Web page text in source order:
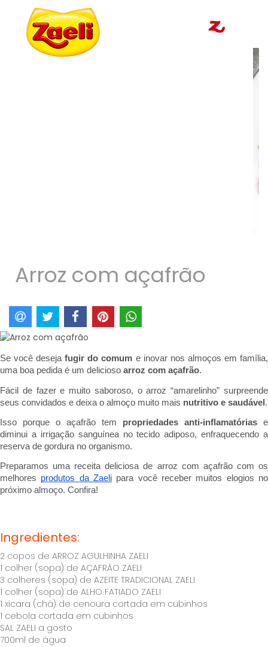
Arroz com açafrão
Se você deseja fugir do comum e inovar nos almoços em família,
uma boa pedida é um delicioso arroz com açafrão.
Fácil de fazer e muito saboroso, o arroz “amarelinho” surpreende
seus convidados e deixa o almoço muito mais nutritivo e saudável.
Isso porque o açafrão tem propriedades anti-inflamatórias e
diminui a irrigação sanguínea no tecido adiposo, enfraquecendo a
reserva de gordura no organismo.
Preparamos uma receita deliciosa de arroz com açafrão com os
melhores produtos da Zaeli para você receber muitos elogios no
próximo almoço. Confira!
Ingredientes:
2 copos de ARROZ AGULHINHA ZAELI
1 colher (sopa) de AÇAFRÃO ZAELI
3 colheres (sopa) de AZEITE TRADICIONAL ZAELI
1 colher (sopa) de ALHO FATIADO ZAELI
1 xícara (chá) de cenoura cortada em cubinhos
1 cebola cortada em cubinhos
SAL ZAELI a gosto
700ml de água